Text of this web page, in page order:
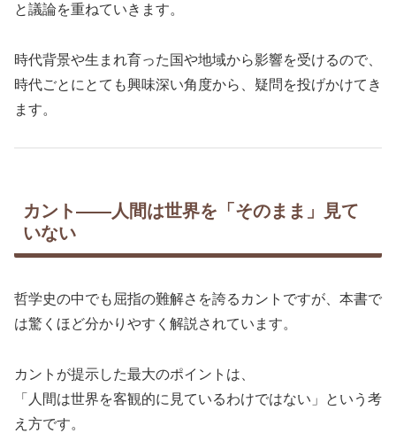
と議論を重ねていきます。
時代背景や生まれ育った国や地域から影響を受けるので、
時代ごとにとても興味深い角度から、疑問を投げかけてき
ます。
カント――人間は世界を「そのまま」見て
いない
哲学史の中でも屈指の難解さを誇るカントですが、本書で
は驚くほど分かりやすく解説されています。
カントが提示した最大のポイントは、
「人間は世界を客観的に見ているわけではない」という考
え方です。